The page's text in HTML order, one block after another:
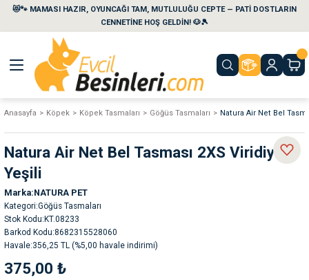
😻🐾 MAMASI HAZIR, OYUNCAĞI TAM, MUTLULUĞU CEPTE — PATİ DOSTLARIN
CENNETİNE HOŞ GELDİN! 🐶🎾
Geri Dön
Geri Dön
Temizlik Ürünleri
Geri Dön
Geri Dön
Geri Dön
Geri Dön
Anasayfa Köpek Köpek Tasmaları Göğüs Tasmaları Natura Air Net Bel
Natura Air Net Bel Tasması 2XS Viridiyen
Yeşili
Marka NATURA PET
Kategori Göğüs Tasmaları
Stok Kodu KT.08233
Barkod Kodu 8682315528060
Havale 356,25 TL (%5,00 havale indirimi)
375,00 ₺